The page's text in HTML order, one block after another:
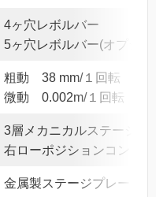
4ヶ穴レボルバー
5ヶ穴レボルバー(オプショ
粗動 38 mm/１回転
微動 0.002m/１回転
3層メカニカルステージ、
右ローポジションコント
金属製ステージプレート